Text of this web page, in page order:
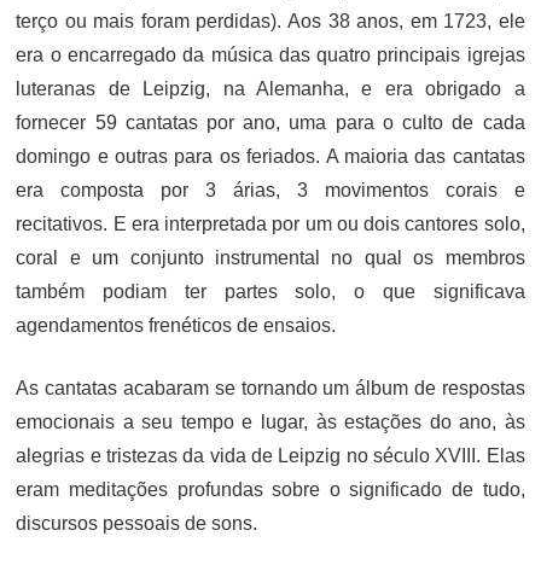
terço ou mais foram perdidas). Aos 38 anos, em 1723, ele
era o encarregado da música das quatro principais igrejas
luteranas de Leipzig, na Alemanha, e era obrigado a
fornecer 59 cantatas por ano, uma para o culto de cada
domingo e outras para os feriados. A maioria das cantatas
era composta por 3 árias, 3 movimentos corais e
recitativos. E era interpretada por um ou dois cantores solo,
coral e um conjunto instrumental no qual os membros
também podiam ter partes solo, o que significava
agendamentos frenéticos de ensaios.
As cantatas acabaram se tornando um álbum de respostas
emocionais a seu tempo e lugar, às estações do ano, às
alegrias e tristezas da vida de Leipzig no século XVIII. Elas
eram meditações profundas sobre o significado de tudo,
discursos pessoais de sons.